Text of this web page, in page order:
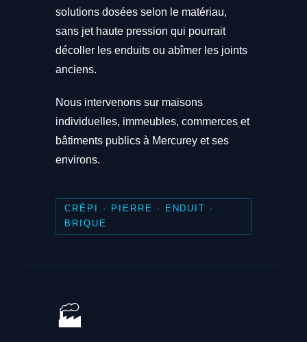
solutions dosées selon le matériau,
sans jet haute pression qui pourrait
décoller les enduits ou abîmer les joints
anciens.
Nous intervenons sur maisons
individuelles, immeubles, commerces et
bâtiments publics à Mercurey et ses
environs.
CRÉPI · PIERRE · ENDUIT ·
BRIQUE
🏭